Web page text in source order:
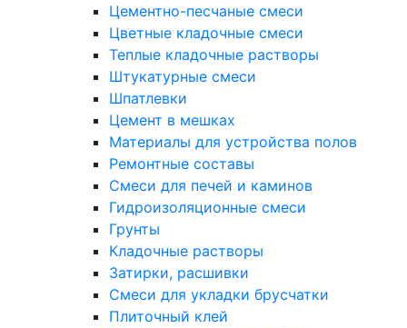
Цементно-песчаные смеси
Цветные кладочные смеси
Теплые кладочные растворы
Штукатурные смеси
Шпатлевки
Цемент в мешках
Материалы для устройства полов
Ремонтные составы
Смеси для печей и каминов
Гидроизоляционные смеси
Грунты
Кладочные растворы
Затирки, расшивки
Смеси для укладки брусчатки
Плиточный клей